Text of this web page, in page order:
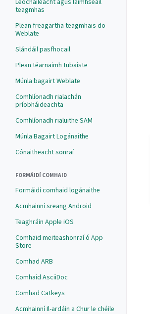
teagmhas
Plean freagartha teagmhais do
Weblate
Slándáil pasfhocail
Plean téarnaimh tubaiste
Múnla bagairt Weblate
Comhlíonadh rialachán
príobháideachta
Comhlíonadh rialuithe SAM
Múnla Bagairt Logánaithe
Cónaitheacht sonraí
FORMÁIDÍ COMHAID
Formáidí comhaid logánaithe
Acmhainní sreang Android
Teaghráin Apple iOS
Comhaid meiteashonraí ó App
Store
Comhad ARB
Comhaid AsciiDoc
Comhad Catkeys
Acmhainní Il-ardáin a Chur le chéile